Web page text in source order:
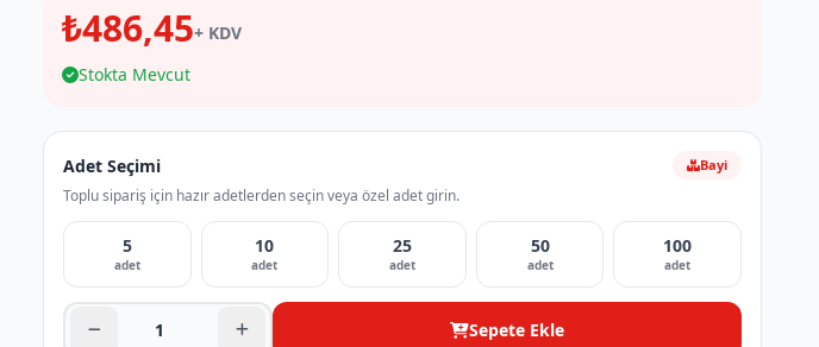
₺486,45+ KDV
Stokta Mevcut
Adet Seçimi
Toplu sipariş için hazır adetlerden seçin veya özel adet girin.
Bayi
5
adet
10
adet
25
adet
50
adet
100
adet
Sepete Ekle